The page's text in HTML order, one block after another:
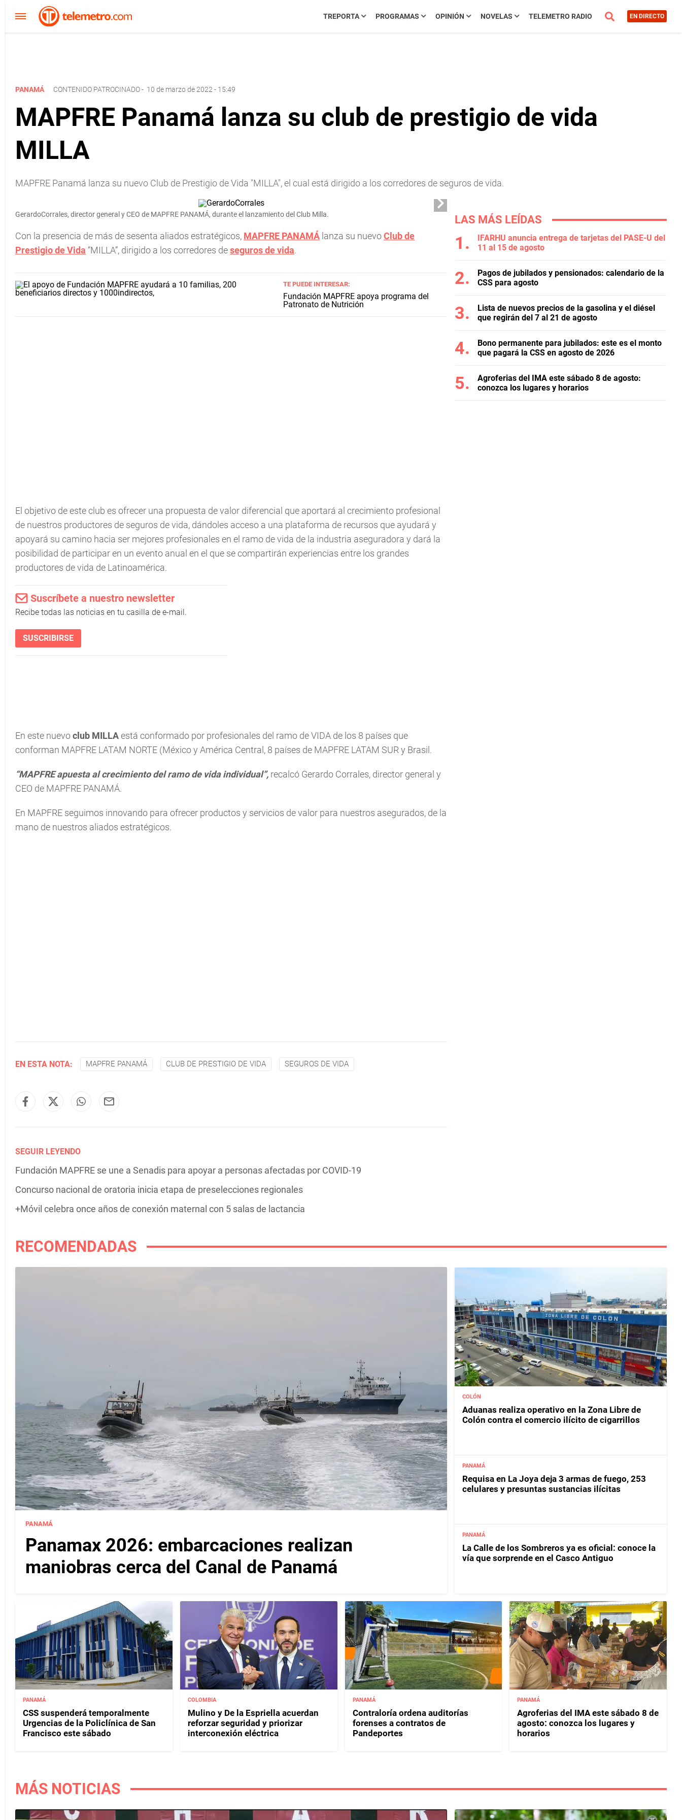
TREPORTA PROGRAMAS OPINIÓN NOVELAS TELEMETRO RADIO EN DIRECTO
PANAMÁ CONTENIDO PATROCINADO- 10 de marzo de 2022 - 15:49
MAPFRE Panamá lanza su club de prestigio de vida
MILLA
MAPFRE Panamá lanza su nuevo Club de Prestigio de Vida "MILLA", el cual está dirigido a los corredores de seguros de vida.
GerardoCorrales, director general y CEO de MAPFRE PANAMÁ, durante el lanzamiento del Club Milla.
Con la presencia de más de sesenta aliados estratégicos, MAPFRE PANAMÁ lanza su nuevoClub de
Prestigio de Vida “MILLA”, dirigido a los corredores deseguros de vida.
TE PUEDE INTERESAR:
Fundación MAPFRE apoya programa del
Patronato de Nutrición
El objetivo de este club es ofrecer una propuesta de valor diferencial que aportará al crecimiento profesional
de nuestros productores de seguros de vida, dándoles acceso a una plataforma de recursos que ayudará y
apoyará su camino hacia ser mejores profesionales en el ramo de vida de la industria aseguradora y dará la
posibilidad de participar en un evento anual en el que se compartirán experiencias entre los grandes
productores de vida de Latinoamérica.
Suscríbete a nuestro newsletter
Recibe todas las noticias en tu casilla de e-mail.
SUSCRIBIRSE
En este nuevoclub MILLAestá conformado por profesionales del ramo de VIDA de los 8 países que
conforman MAPFRE LATAM NORTE (México y América Central, 8 países de MAPFRE LATAM SUR y Brasil.
“MAPFRE apuesta al crecimiento del ramo de vida individual”, recalcó Gerardo Corrales, director general y
CEO de MAPFRE PANAMÁ.
En MAPFRE seguimos innovando para ofrecer productos y servicios de valor para nuestros asegurados, de la
mano de nuestros aliados estratégicos.
EN ESTA NOTA: MAPFRE PANAMÁ CLUB DE PRESTIGIO DE VIDA SEGUROS DE VIDA
SEGUIR LEYENDO
Fundación MAPFRE se une a Senadis para apoyar a personas afectadas por COVID-19
Concurso nacional de oratoria inicia etapa de preselecciones regionales
+Móvil celebra once años de conexión maternal con 5 salas de lactancia
LAS MÁS LEÍDAS
IFARHU anuncia entrega de tarjetas del PASE-U del
11 al 15 de agosto
Pagos de jubilados y pensionados: calendario de la
CSS para agosto
Lista de nuevos precios de la gasolina y el diésel
que regirán del 7 al 21 de agosto
Bono permanente para jubilados: este es el monto
que pagará la CSS en agosto de 2026
Agroferias del IMA este sábado 8 de agosto:
conozca los lugares y horarios
RECOMENDADAS
PANAMÁ
Panamax 2026: embarcaciones realizan
maniobras cerca del Canal de Panamá
COLÓN
Aduanas realiza operativo en la Zona Libre de
Colón contra el comercio ilícito de cigarrillos
PANAMÁ
Requisa en La Joya deja 3 armas de fuego, 253
celulares y presuntas sustancias ilícitas
PANAMÁ
La Calle de los Sombreros ya es oficial: conoce la
vía que sorprende en el Casco Antiguo
PANAMÁ
CSS suspenderá temporalmente
Urgencias de la Policlínica de San
Francisco este sábado
COLOMBIA
Mulino y De la Espriella acuerdan
reforzar seguridad y priorizar
interconexión eléctrica
PANAMÁ
Contraloría ordena auditorías
forenses a contratos de
Pandeportes
PANAMÁ
Agroferias del IMA este sábado 8 de
agosto: conozca los lugares y
horarios
MÁS NOTICIAS